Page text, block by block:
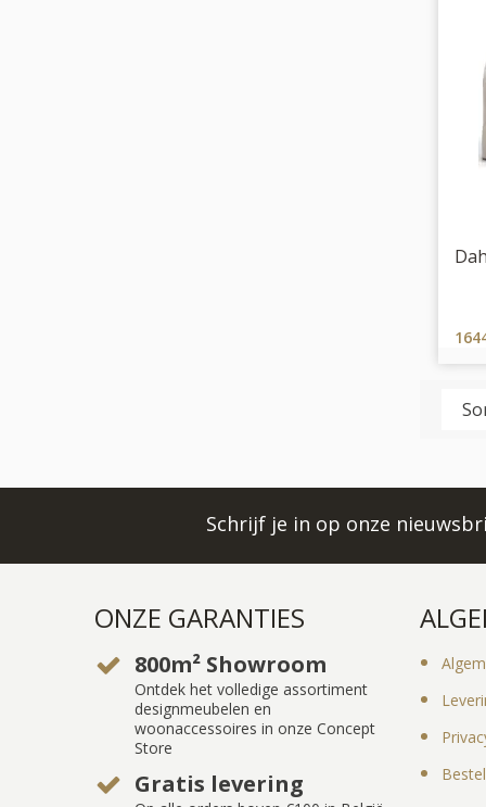
Schrijf je in op onze
ONZE GARANTIES
800m² Showroom
Ontdek het volledige assortiment
designmeubelen en
woonaccessoires in onze Concept
Store
Gratis levering